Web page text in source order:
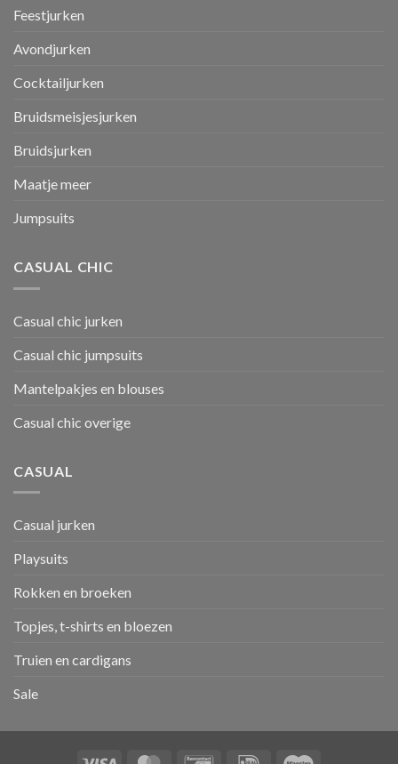
Feestjurken
Avondjurken
Cocktailjurken
Bruidsmeisjesjurken
Bruidsjurken
Maatje meer
Jumpsuits
CASUAL CHIC
Casual chic jurken
Casual chic jumpsuits
Mantelpakjes en blouses
Casual chic overige
CASUAL
Casual jurken
Playsuits
Rokken en broeken
Topjes, t-shirts en bloezen
Truien en cardigans
Sale